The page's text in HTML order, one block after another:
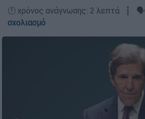
🕛 χρόνος ανάγνωσης: 2 λεπτά ┋ 🗣️
σχολιασμό